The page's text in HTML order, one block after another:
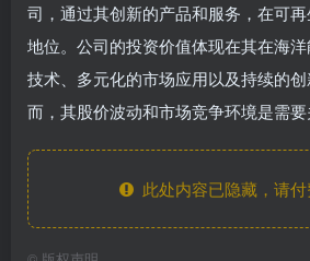
司，通过其创新的产品和服务，在可
地位。公司的投资价值体现在其在海
技术、多元化的市场应用以及持续的
而，其股价波动和市场竞争环境是需要
此处内容已隐藏，请付